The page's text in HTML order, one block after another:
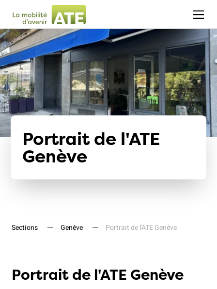
Portrait de l'ATE
Genève
Sections Genève Portrait de l'ATE Genève
Portrait de l'ATE Genève